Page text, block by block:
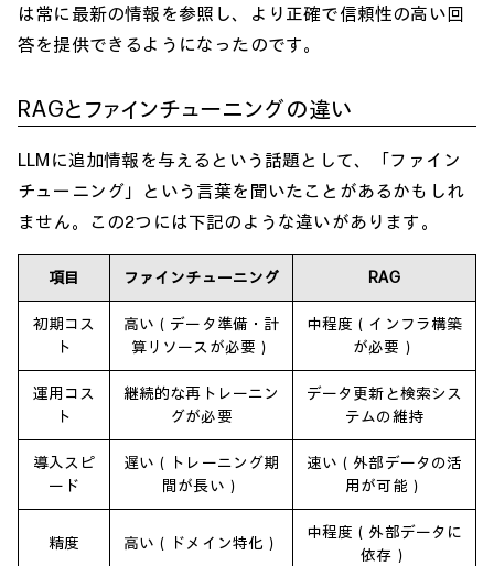
は常に最新の情報を参照し、より正確で信頼性の高い回
答を提供できるようになったのです。
RAGとファインチューニングの違い
LLMに追加情報を与えるという話題として、「ファイン
チューニング」という言葉を聞いたことがあるかもしれ
ません。この2つには下記のような違いがあります。
項目 ファインチューニング RAG
初期コス
ト
高い（データ準備・計
算リソースが必要）
中程度（インフラ構築
が必要）
運用コス
ト
継続的な再トレーニン
グが必要
データ更新と検索シス
テムの維持
導入スピ
ード
遅い（トレーニング期
間が長い）
速い（外部データの活
用が可能）
精度 高い（ドメイン特化）
中程度（外部データに
依存）